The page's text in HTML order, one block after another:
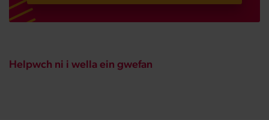
Helpwch ni i wella ein gwefan